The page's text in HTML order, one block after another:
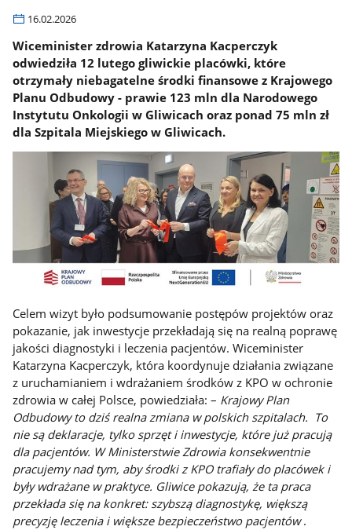
16.02.2026
Wiceminister zdrowia Katarzyna Kacperczyk
odwiedziła 12 lutego gliwickie placówki, które
otrzymały niebagatelne środki finansowe z Krajowego
Planu Odbudowy - prawie 123 mln dla Narodowego
Instytutu Onkologii w Gliwicach oraz ponad 75 mln zł
dla Szpitala Miejskiego w Gliwicach.
Celem wizyt było podsumowanie postępów projektów oraz
pokazanie, jak inwestycje przekładają się na realną poprawę
jakości diagnostyki i leczenia pacjentów. Wiceminister
Katarzyna Kacperczyk, która koordynuje działania związane
z uruchamianiem i wdrażaniem środków z KPO w ochronie
zdrowia w całej Polsce, powiedziała: – Krajowy Plan
Odbudowy to dziś realna zmiana w polskich szpitalach. To
nie są deklaracje, tylko sprzęt i inwestycje, które już pracują
dla pacjentów. W Ministerstwie Zdrowia konsekwentnie
pracujemy nad tym, aby środki z KPO trafiały do placówek i
były wdrażane w praktyce. Gliwice pokazują, że ta praca
przekłada się na konkret: szybszą diagnostykę, większą
precyzję leczenia i większe bezpieczeństwo pacjentów.